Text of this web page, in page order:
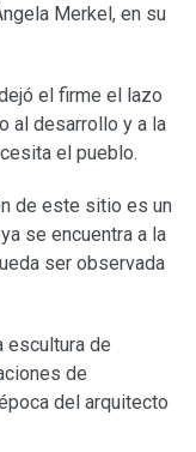
Merkel, en su
el firme el lazo
al desarrollo y a la
el pueblo.
de este sitio es un
se encuentra a la
ser observada
escultura de
de
del arquitecto